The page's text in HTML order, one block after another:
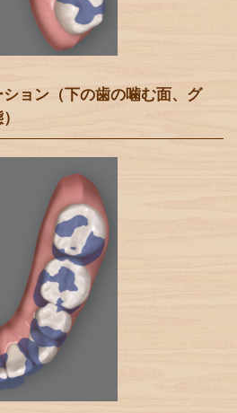
ョン（下の歯の噛む面、グ